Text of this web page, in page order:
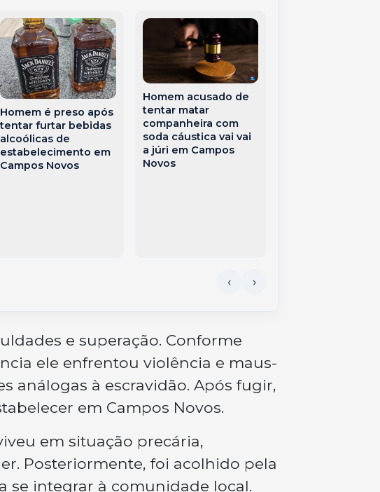
Homem é preso após
tentar furtar bebidas
alcoólicas de
estabelecimento em
Campos Novos
Homem acusado de
tentar matar
companheira com
soda cáustica vai vai
a júri em Campos
Novos
e superação. Conforme
ele enfrentou violência e maus-
análogas à escravidão. Após fugir,
em Campos Novos.
em situação precária,
Posteriormente, foi acolhido pela
se integrar à comunidade local.